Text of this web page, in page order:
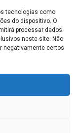
tecnologias como
do dispositivo. O
processar dados
neste site. Não
negativamente certos
- Avenida